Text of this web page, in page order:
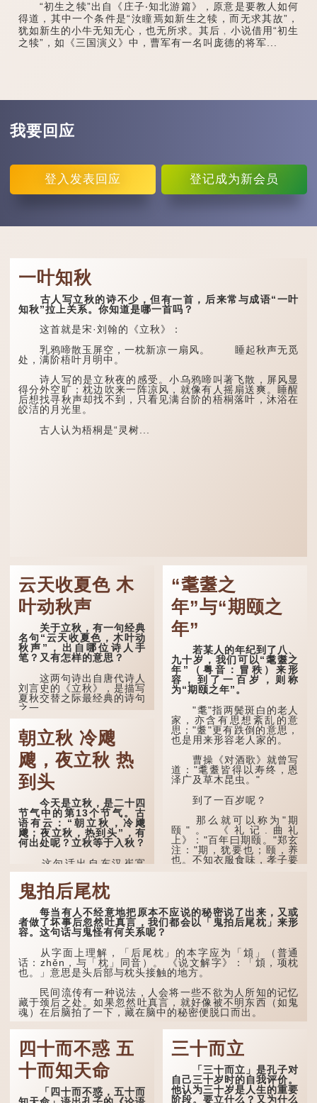
“初生之犊”出自《庄子‧知北游篇》，原意是要教人如何
得道，其中一个条件是“汝瞳焉如新生之犊，而无求其故”，
犹如新生的小牛无知无心，也无所求。其后﹐小说借用“初生
之犊”，如《三国演义》中，曹军有一名叫庞德的将军...
我要回应
登入 发表回应 登记成为新会员
一叶知秋
古人写立秋的诗不少，但有一首，后来常与成语“一叶
知秋”拉上关系。你知道是哪一首吗？
这首就是宋·刘翰的《立秋》：
乳鸦啼散玉屏空，一枕新凉一扇风。 睡起秋声无觅
处，满阶梧叶月明中。
诗人写的是立秋夜的感受。小乌鸦啼叫著飞散，屏风显
得分外空旷；枕边吹来一阵凉风，就像有人摇扇送爽。睡醒
后想找寻秋声却找不到，只看见满台阶的梧桐落叶，沐浴在
皎洁的月光里。
古人认为梧桐是“灵树...
云天收夏色 木
叶动秋声
关于立秋，有一句经典
名句“云天收夏色，木叶动
秋声”，出自哪位诗人手
笔？又有怎样的意思？
这两句诗出自唐代诗人
刘言史的《立秋》，是描写
夏秋交替之际最经典的诗句
之一。
《立秋》全诗如下：
兹晨戒流火，商飙早已
惊。 云天收夏色，木
叶动秋声。
诗的前两句写的是：这
一天早安，天上的“流
火”（指大火星，象征暑
气）开始消退，凉爽的秋风
（商飙，即西风）已经悄然
吹起。后两句，便是全诗的
灵魂...
朝立秋 冷飕
飕，夜立秋 热
到头
今天是立秋，是二十四
节气中的第13个节气。古
语有云：“朝立秋，冷飕
飕；夜立秋，热到头”，有
何出处呢？立秋等于入秋？
这句话出自东汉崔寔
《四民月令》：“朝立秋，
冷飕飕；夜立秋，热到
头”。到了清代，顾禄在
《清嘉录》里记录苏州风俗
时，也引用了这句谚语。不
过当地百姓的口头说法
是“朝立秋，渹飕飕；夜立
有不同，但意思完全一致。
那么，这句话到底准不
朴素观察：如果立秋的精
确...
“耄耋之
年”与“期颐之
年”
若某人的年纪到了八、
九十岁，我们可以“耄耋之
年”（粤音：冒秩）来形
容，到了一百岁，则称
为“期颐之年”。
"耄"指两鬓斑白的老人
家，亦含有思想紊乱的意
思；"耋"更有跌倒的意思，
也是用来形容老人家的。
曹操《对酒歌》就曾写
道："耄耋皆得以寿终，恩
泽广及草木昆虫。"
到了一百岁呢？
那么就可以称为"期
颐"。 《礼记.曲礼
上》："百年曰期颐。"郑玄
注："期，犹要也；颐，养
也。不知衣服食味，孝子要
鬼拍后尾枕
每当有人不经意地把原本不应说的秘密说了出来，又或
者做了坏事后忽然吐真言，我们都会以「鬼拍后尾枕」来形
容。这句话与鬼怪有何关系呢？
从字面上理解，「后尾枕」的本字应为「䪴」（普通
话：zhěn，与「枕」同音）。 《说文解字》：「䪴，项枕
也。」意思是头后部与枕头接触的地方。
民间流传有一种说法，人会将一些不欲为人所知的记忆
藏于颈后之处。如果忽然吐真言，就好像被不明东西（如鬼
魂）在后脑拍了一下，藏在脑中的秘密便脱口而出。
因此...
四十而不惑 五
十而知天命
「四十而不惑，五十而
三十而立
「三十而立」是孔子对
自己三十岁时的自我评价。
他认为三十岁是人生的重要
阶段。要立什么？又为什么